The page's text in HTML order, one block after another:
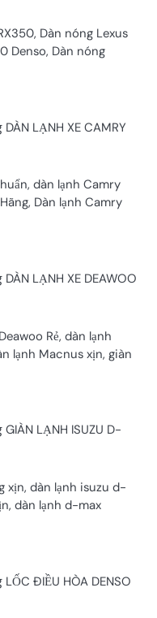
Dàn nóng Lexus
Denso, Dàn nóng
DÀN LẠNH XE CAMRY
dàn lạnh Camry
Dàn lạnh Camry
DÀN LẠNH XE DEAWOO
Rẻ, dàn lạnh
lạnh Macnus xịn, giàn
GIÀN LẠNH ISUZU D-
xịn, dàn lạnh isuzu d-
dàn lạnh d-max
LỐC ĐIỀU HÒA DENSO